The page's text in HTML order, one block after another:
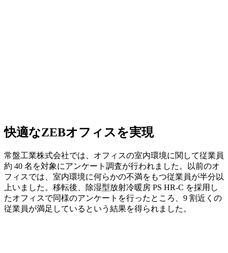
快適なZEBオフィスを実現
常盤工業株式会社では、オフィスの室内環境に関して従業員
約 40 名を対象にアンケート調査が行われました。以前のオ
フィスでは、室内環境に何らかの不満をもつ従業員が半分以
上いました。移転後、除湿型放射冷暖房 PS HR-C を採用し
たオフィスで同様のアンケートを行ったところ、9 割近くの
従業員が満足しているという結果を得られました。